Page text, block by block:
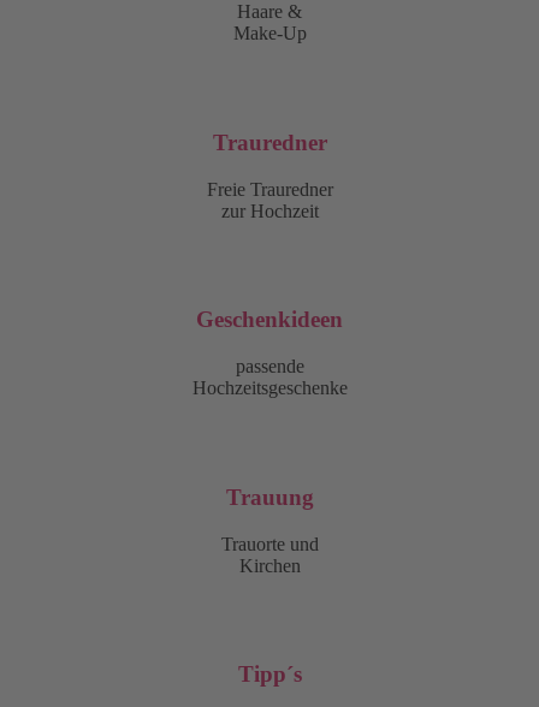
Haare &
Make-Up
Trauredner
Freie Trauredner
zur Hochzeit
Geschenkideen
passende
Hochzeitsgeschenke
Trauung
Trauorte und
Kirchen
Tipp´s